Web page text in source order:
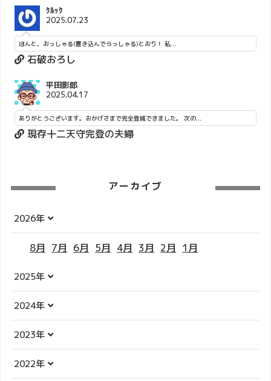
ｸﾙｯｸ
2025.07.23
ほんと、おっしゃる(書き込んでらっしゃる)とおり！ 私...
石破おろし
平田影郎
2025.04.17
ありがとうございます。おかげさまで完全登城できました。 次の...
現存十二天守完登の夫婦
アーカイブ
2026年
8月 7月 6月 5月 4月 3月 2月 1月
2025年
2024年
2023年
2022年